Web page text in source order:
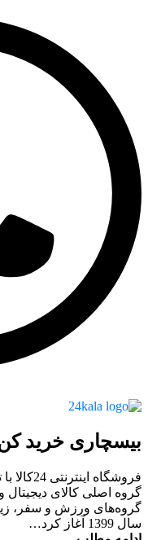
بیسچاری خرید
فروشگاه
گروه اصلی کالای دیجیتال
گروه‌های ورزش و سفر،
سال 1399 آغاز کرد…